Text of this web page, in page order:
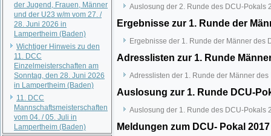
der Jugend, Frauen, Männer
und der U23 w/m vom 27. /
28. Juni 2026 in
Lampertheim (Baden)
Wichtiger Hinweis zu den
11. DCC
Einzelmeisterschaften am
Sonntag, den 28. Juni 2026
in Lampertheim (Baden)
11. DCC
Mannschaftsmeisterschaften
vom 04. / 05. Juli in
Lampertheim (Baden)
Auslosung der 2. Runde des DCU-Pokals
Ergebnisse zur 1. Runde der
Ergebnisse der 1. Runde der Männer des
Adresslisten zur 1. Runde
Adresslisten der 1. Runde der Männer
Auslosung zur 1. Runde DCU-
Auslosung der 1. Runde des DCU-Pokals
Meldungen zum DCU- Pokal